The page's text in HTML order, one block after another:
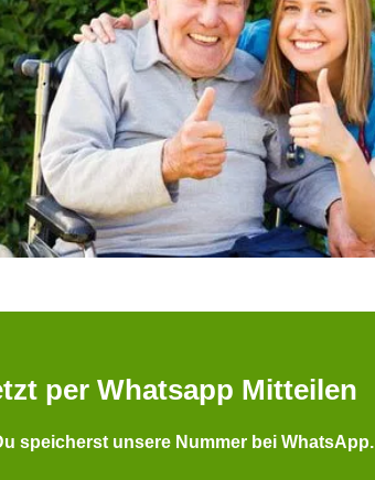
per Whatsapp Mitteilen
speicherst unsere Nummer bei WhatsApp.